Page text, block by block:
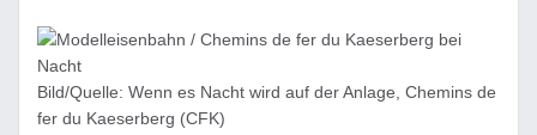
Bild/Quelle: Wenn es Nacht wird auf der Anlage, Chemins de
fer du Kaeserberg (CFK)